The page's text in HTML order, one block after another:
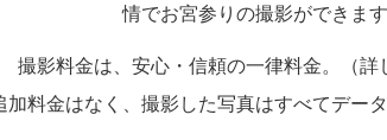
情でお宮参りの撮影ができます
撮影料金は、安心・信頼の一律料金。（詳
加料金はなく、撮影した写真はすべてデータ